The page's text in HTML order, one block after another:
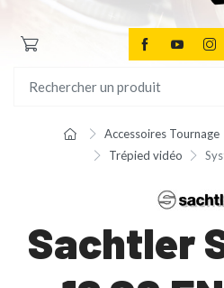
Accessoires Tournage
Trépied vidéo
Sachtler